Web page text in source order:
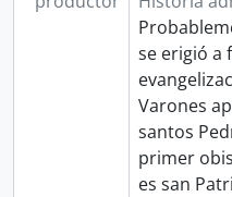
se erigió a
Varones
santos
primer
es san